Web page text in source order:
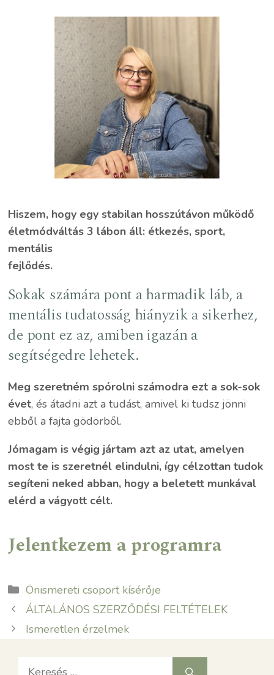
Hiszem, hogy egy stabilan hosszútávon működő
életmódváltás 3 lábon áll: étkezés, sport,
mentális
fejlődés.
Sokak számára pont a harmadik láb, a
mentális tudatosság hiányzik a sikerhez,
de pont ez az, amiben igazán a
segítségedre lehetek.
Meg szeretném spórolni számodra ezt a sok-sok
évet, és átadni azt a tudást, amivel ki tudsz jönni
ebből a fajta gödörből.
Jómagam is végig jártam azt az utat, amelyen
most te is szeretnél elindulni, így célzottan tudok
segíteni neked abban, hogy a beletett munkával
elérd a vágyott célt.
Jelentkezem a programra
Kategória
Önismereti csoport kísérője
ÁLTALÁNOS SZERZŐDÉSI FELTÉTELEK
Ismeretlen érzelmek
Keresés: